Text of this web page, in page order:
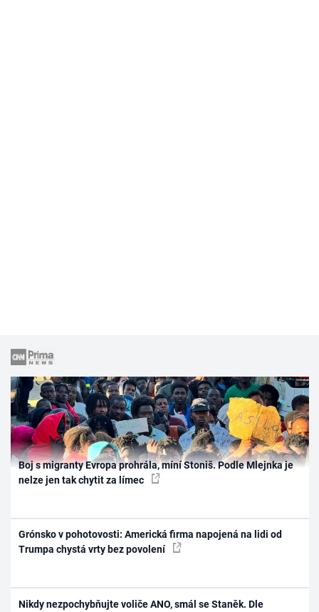
Boj s migranty Evropa prohrála, míní Stoniš. Podle Mlejnka je
nelze jen tak chytit za límec
Grónsko v pohotovosti: Americká firma napojená na lidi od
Trumpa chystá vrty bez povolení
Nikdy nezpochybňujte voliče ANO, smál se Staněk. Dle